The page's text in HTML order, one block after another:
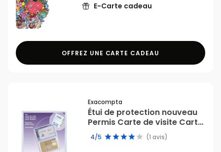
E-Carte cadeau
OFFREZ UNE CARTE CADEAU
Exacompta
Étui de protection nouveau
Permis Carte de visite Carte
crédit PVC - Exacompta
4/5 (1 avis)